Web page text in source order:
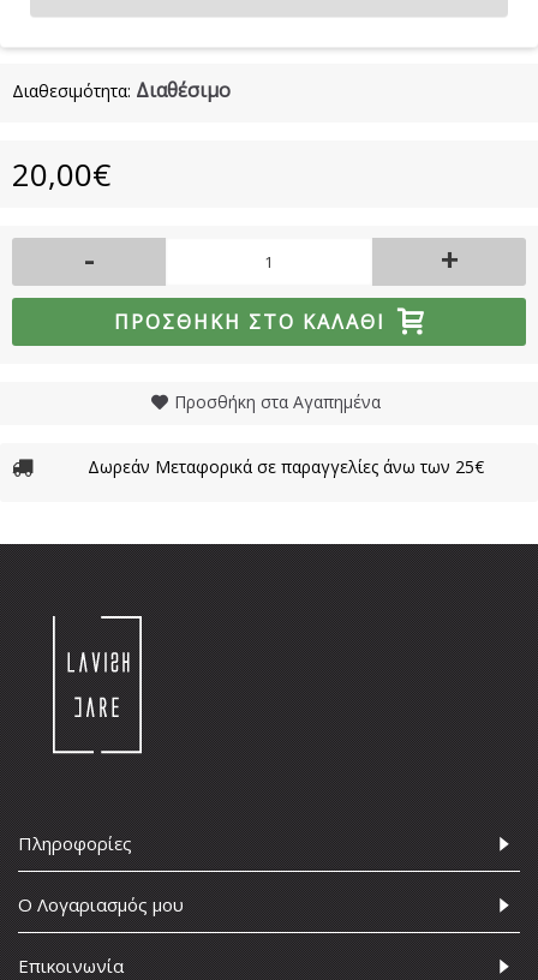
Διαθεσιμότητα: Διαθέσιμο
20,00€
- +
ΠΡΟΣΘΉΚΗ ΣΤΟ ΚΑΛΆΘΙ
Προσθήκη στα Αγαπημένα
Δωρεάν Μεταφορικά σε παραγγελίες άνω των 25€
Πληροφορίες
Ο Λογαριασμός μου
Επικοινωνία